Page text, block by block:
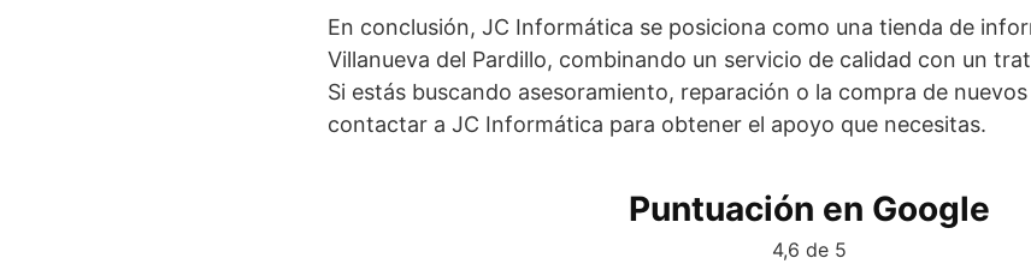
En conclusión, JC Informática se posiciona como una tienda de
Villanueva del Pardillo, combinando un servicio de calidad con un
Si estás buscando asesoramiento, reparación o la compra de
contactar a JC Informática para obtener el apoyo que necesitas.
Puntuación en Google
4,6 de 5